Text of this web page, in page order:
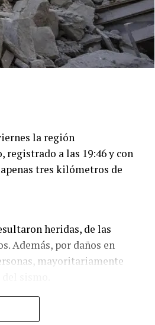
la región
a las 19:46 y con
tres kilómetros de
heridas, de las
Además, por daños en
mayoritariamente
y pilas de escombros; en
y quedó